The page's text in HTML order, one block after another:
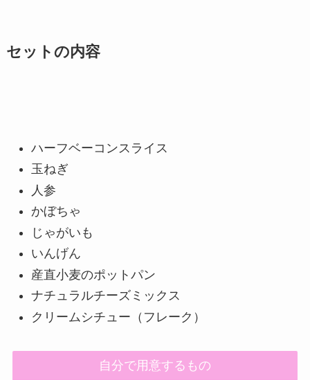
セットの内容
ハーフベーコンスライス
玉ねぎ
人参
かぼちゃ
じゃがいも
いんげん
産直小麦のポットパン
ナチュラルチーズミックス
クリームシチュー（フレーク）
自分で用意するもの